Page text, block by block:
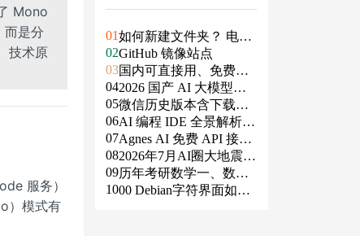
Mono
是分
技术原
服务）
）模式有
01如何新建文件夹？ 电脑
新建文件夹的4种方法
02GitHub 镜像站点
03国内可直接用、免费额
度/永久免费的大模型AP
I清单（含 SiliconFlow、
火山、阿里、智谱、百
度、Kimi、DeepSeek、
DMXAPI 等）
042026 国产 AI 大模型横
评：DeepSeek、通义千
问、Kimi、文心一言、
星火、豆包谁更能打？
05微信历史版本含下载地
址（ Windows PC | 安卓
| MAC ）及设置微信不
更新
06AI 编程 IDE 全景解析 2
026：Agent 全面接管开
发链路
07Agnes AI 免费 API 接入
指南：文本、生图、生
视频，一套接口全免费
082026年7月AI圈大地震：
GPT-5.6被政府限制、Cl
aude入驻Slack、Anthrop
09历年考研数学一、数学
二、数学三真题试卷及
1000 Debian字符界面如何